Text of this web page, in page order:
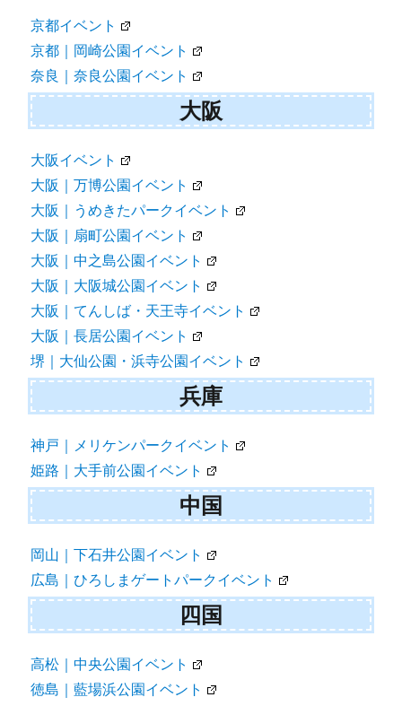
京都イベント
京都｜岡崎公園イベント
奈良｜奈良公園イベント
大阪
大阪イベント
大阪｜万博公園イベント
大阪｜うめきたパークイベント
大阪｜扇町公園イベント
大阪｜中之島公園イベント
大阪｜大阪城公園イベント
大阪｜てんしば・天王寺イベント
大阪｜長居公園イベント
堺｜大仙公園・浜寺公園イベント
兵庫
神戸｜メリケンパークイベント
姫路｜大手前公園イベント
中国
岡山｜下石井公園イベント
広島｜ひろしまゲートパークイベント
四国
高松｜中央公園イベント
徳島｜藍場浜公園イベント